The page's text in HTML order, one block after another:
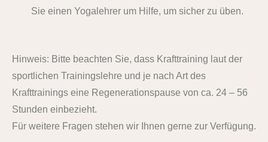
Sie einen Yogalehrer um Hilfe, um sicher zu üben.
Hinweis: Bitte beachten Sie, dass Krafttraining laut der
sportlichen Trainingslehre und je nach Art des
Krafttrainings eine Regenerationspause von ca. 24 – 56
Stunden einbezieht.
Für weitere Fragen stehen wir Ihnen gerne zur Verfügung.